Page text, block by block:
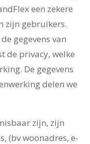
een zekere
zijn gebruikers.
gegevens van
de privacy, welke
De gegevens
delen we
zijn, zijn
(bv woonadres, e-